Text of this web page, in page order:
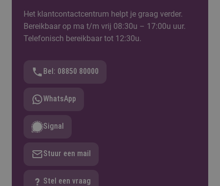
Het klantcontactcentrum helpt je graag verder.
Bereikbaar op ma t/m vrij 08:30u – 17:00u uur.
Telefonisch bereikbaar tot 12:30u.
Bel: 08850 80000
WhatsApp
Signal
Stuur een mail
Stel een vraag